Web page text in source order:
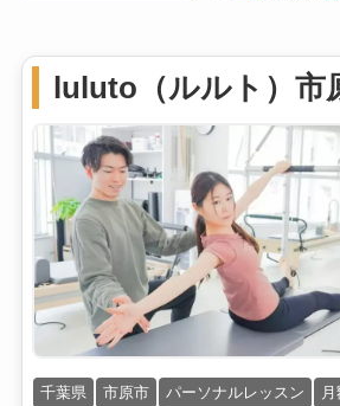
luluto（ルルト）市
千葉県 市原市 パーソナルレッスン